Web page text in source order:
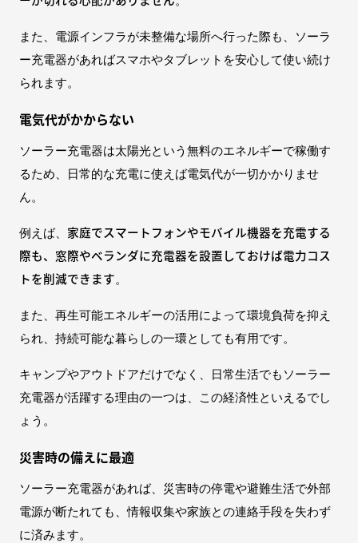
また、電源インフラが未整備な場所へ行った際も、ソーラ
ー充電器があればスマホやタブレットを安心して使い続け
られます。
電気代がかからない
ソーラー充電器は太陽光という無料のエネルギーで稼働す
るため、日常的な充電に使えば電気代が一切かかりませ
ん。
例えば、 家庭でスマートフォンやモバイル機器を充電する
際も、窓際やベランダに充電器を設置しておけば電力コス
トを削減できます。
また、再生可能エネルギーの活用によって環境負荷を抑え
られ、持続可能な暮らしの一環としても有用です。
キャンプやアウトドアだけでなく、日常生活でもソーラー
充電器が活躍する理由の一つは、この経済性といえるでし
ょう。
災害時の備えに最適
ソーラー充電器があれば、災害時の停電や避難生活で外部
電源が断たれても、情報収集や家族との連絡手段を失わず
に済みます。